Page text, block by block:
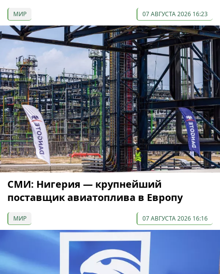
МИР 07 АВГУСТА 2026 16:23
СМИ: Нигерия — крупнейший
поставщик авиатоплива в Европу
МИР 07 АВГУСТА 2026 16:16